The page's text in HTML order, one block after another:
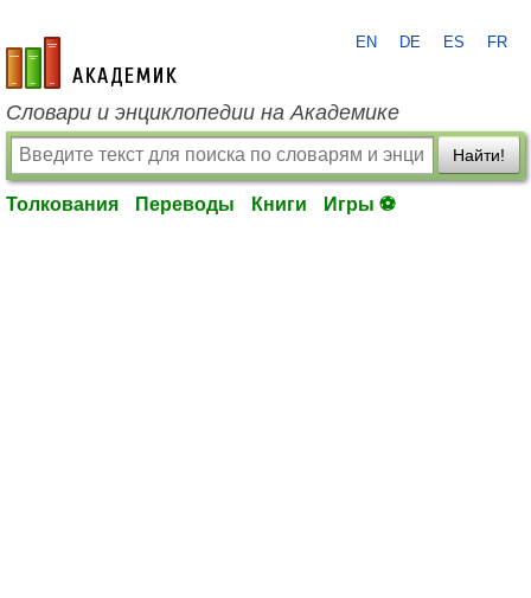
academic.ru
EN DE ES FR
Словари и энциклопедии на Академике
Найти!
Толкования Переводы Книги Игры ⚽